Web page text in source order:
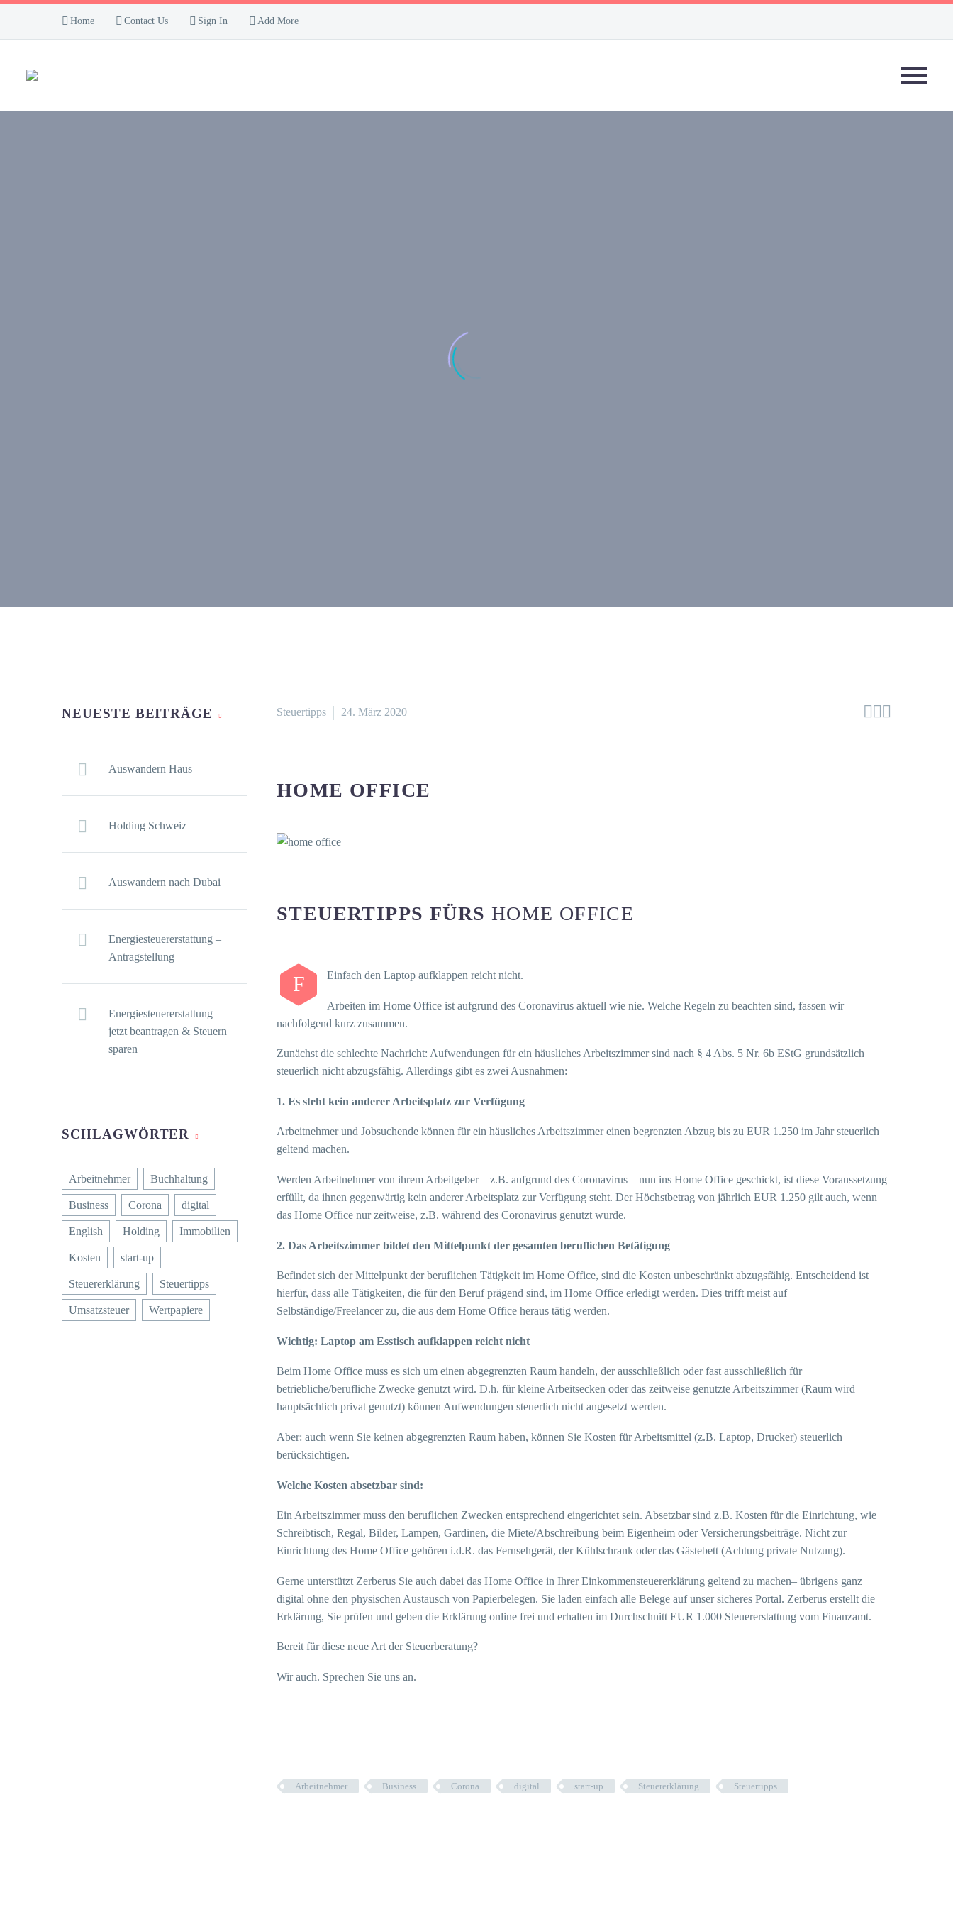
Home Contact Us Sign In Add More

Steuertipps 24. März 2020
HOME OFFICE
STEUERTIPPS FÜRS HOME OFFICE
F Einfach den Laptop aufklappen reicht nicht.
Arbeiten im Home Office ist aufgrund des Coronavirus aktuell wie nie. Welche Regeln zu beachten sind, fassen wir
nachfolgend kurz zusammen.
Zunächst die schlechte Nachricht: Aufwendungen für ein häusliches Arbeitszimmer sind nach § 4 Abs. 5 Nr. 6b EStG grundsätzlich
steuerlich nicht abzugsfähig. Allerdings gibt es zwei Ausnahmen:
1. Es steht kein anderer Arbeitsplatz zur Verfügung
Arbeitnehmer und Jobsuchende können für ein häusliches Arbeitszimmer einen begrenzten Abzug bis zu EUR 1.250 im Jahr steuerlich
geltend machen.
Werden Arbeitnehmer von ihrem Arbeitgeber – z.B. aufgrund des Coronavirus – nun ins Home Office geschickt, ist diese Voraussetzung
erfüllt, da ihnen gegenwärtig kein anderer Arbeitsplatz zur Verfügung steht. Der Höchstbetrag von jährlich EUR 1.250 gilt auch, wenn
das Home Office nur zeitweise, z.B. während des Coronavirus genutzt wurde.
2. Das Arbeitszimmer bildet den Mittelpunkt der gesamten beruflichen Betätigung
Befindet sich der Mittelpunkt der beruflichen Tätigkeit im Home Office, sind die Kosten unbeschränkt abzugsfähig. Entscheidend ist
hierfür, dass alle Tätigkeiten, die für den Beruf prägend sind, im Home Office erledigt werden. Dies trifft meist auf
Selbständige/Freelancer zu, die aus dem Home Office heraus tätig werden.
Wichtig: Laptop am Esstisch aufklappen reicht nicht
Beim Home Office muss es sich um einen abgegrenzten Raum handeln, der ausschließlich oder fast ausschließlich für
betriebliche/berufliche Zwecke genutzt wird. D.h. für kleine Arbeitsecken oder das zeitweise genutzte Arbeitszimmer (Raum wird
hauptsächlich privat genutzt) können Aufwendungen steuerlich nicht angesetzt werden.
Aber: auch wenn Sie keinen abgegrenzten Raum haben, können Sie Kosten für Arbeitsmittel (z.B. Laptop, Drucker) steuerlich
berücksichtigen.
Welche Kosten absetzbar sind:
Ein Arbeitszimmer muss den beruflichen Zwecken entsprechend eingerichtet sein. Absetzbar sind z.B. Kosten für die Einrichtung, wie
Schreibtisch, Regal, Bilder, Lampen, Gardinen, die Miete/Abschreibung beim Eigenheim oder Versicherungsbeiträge. Nicht zur
Einrichtung des Home Office gehören i.d.R. das Fernsehgerät, der Kühlschrank oder das Gästebett (Achtung private Nutzung).
Gerne unterstützt Zerberus Sie auch dabei das Home Office in Ihrer Einkommensteuererklärung geltend zu machen– übrigens ganz
digital ohne den physischen Austausch von Papierbelegen. Sie laden einfach alle Belege auf unser sicheres Portal. Zerberus erstellt die
Erklärung, Sie prüfen und geben die Erklärung online frei und erhalten im Durchschnitt EUR 1.000 Steuererstattung vom Finanzamt.
Bereit für diese neue Art der Steuerberatung?
Wir auch. Sprechen Sie uns an.
Arbeitnehmer Business Corona digital start-up Steuererklärung Steuertipps
NEUESTE BEITRÄGE
Auswandern Haus
Holding Schweiz
Auswandern nach Dubai
Energiesteuererstattung –
Antragstellung
Energiesteuererstattung –
jetzt beantragen & Steuern
sparen
SCHLAGWÖRTER
Arbeitnehmer Buchhaltung
Business Corona digital
English Holding Immobilien
Kosten start-up
Steuererklärung Steuertipps
Umsatzsteuer Wertpapiere